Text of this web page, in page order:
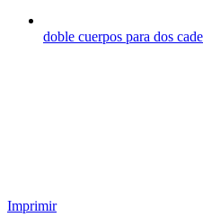
doble cuerpos para dos
Imprimir